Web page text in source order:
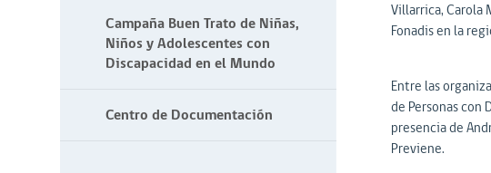
Campaña Buen Trato de Niñas,
Niños y Adolescentes con
Discapacidad en el Mundo
Centro de Documentación
Villarrica, Carola
Fonadis en la
Entre las
de Personas con
presencia de
Previene.